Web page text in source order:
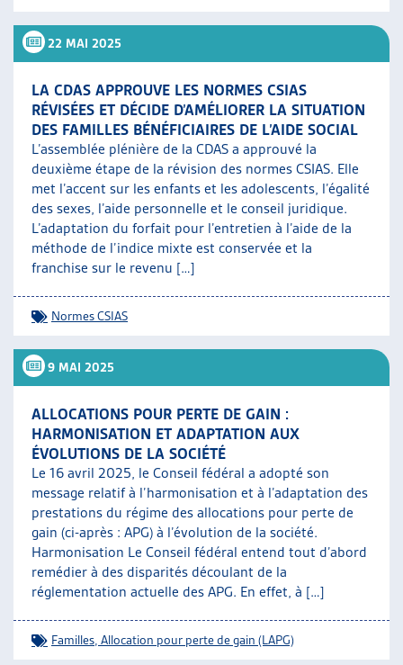
22 MAI 2025
LA CDAS APPROUVE LES NORMES CSIAS
RÉVISÉES ET DÉCIDE D’AMÉLIORER LA SITUATION
DES FAMILLES BÉNÉFICIAIRES DE L’AIDE SOCIAL
L’assemblée plénière de la CDAS a approuvé la
deuxième étape de la révision des normes CSIAS. Elle
met l’accent sur les enfants et les adolescents, l’égalité
des sexes, l’aide personnelle et le conseil juridique.
L’adaptation du forfait pour l’entretien à l’aide de la
méthode de l’indice mixte est conservée et la
franchise sur le revenu […]
Normes CSIAS
9 MAI 2025
ALLOCATIONS POUR PERTE DE GAIN :
HARMONISATION ET ADAPTATION AUX
ÉVOLUTIONS DE LA SOCIÉTÉ
Le 16 avril 2025, le Conseil fédéral a adopté son
message relatif à l’harmonisation et à l’adaptation des
prestations du régime des allocations pour perte de
gain (ci-après : APG) à l’évolution de la société.
Harmonisation Le Conseil fédéral entend tout d’abord
remédier à des disparités découlant de la
réglementation actuelle des APG. En effet, à […]
Familles Allocation pour perte de gain (LAPG)